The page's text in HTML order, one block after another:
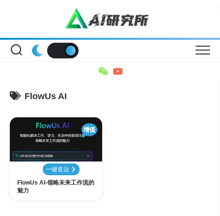
FlowUs AI
增值
一键直达
FlowUs AI-领略未来工作流的
魅力